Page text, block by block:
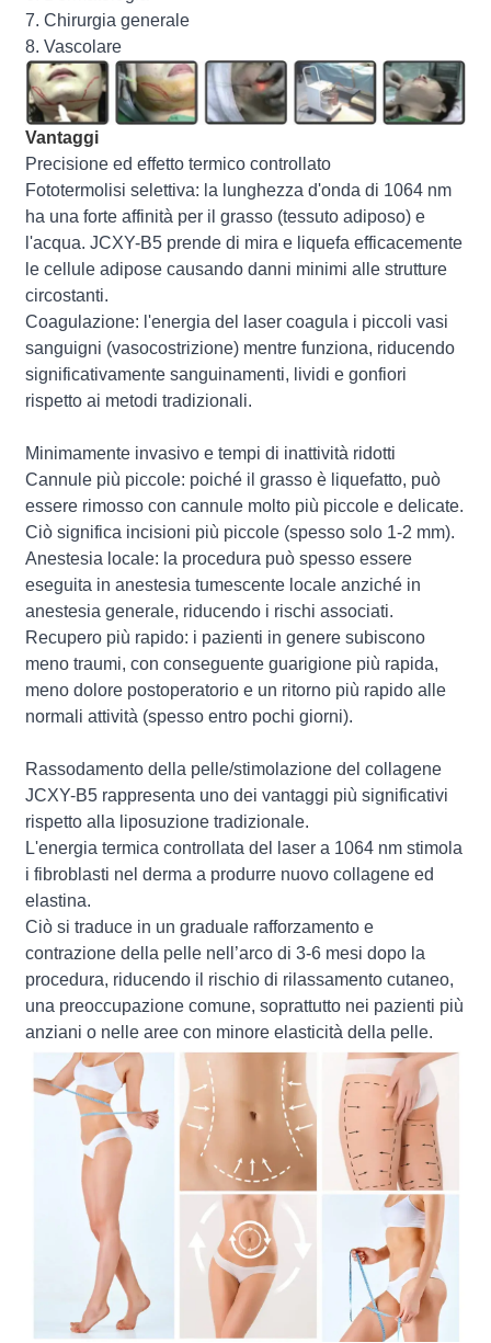
7. Chirurgia generale
8. Vascolare
Vantaggi
Precisione ed effetto termico controllato
Fototermolisi selettiva: la lunghezza d'onda di 1064 nm
ha una forte affinità per il grasso (tessuto adiposo) e
l'acqua. JCXY-B5 prende di mira e liquefa efficacemente
le cellule adipose causando danni minimi alle strutture
circostanti.
Coagulazione: l'energia del laser coagula i piccoli vasi
sanguigni (vasocostrizione) mentre funziona, riducendo
significativamente sanguinamenti, lividi e gonfiori
rispetto ai metodi tradizionali.
Minimamente invasivo e tempi di inattività ridotti
Cannule più piccole: poiché il grasso è liquefatto, può
essere rimosso con cannule molto più piccole e delicate.
Ciò significa incisioni più piccole (spesso solo 1-2 mm).
Anestesia locale: la procedura può spesso essere
eseguita in anestesia tumescente locale anziché in
anestesia generale, riducendo i rischi associati.
Recupero più rapido: i pazienti in genere subiscono
meno traumi, con conseguente guarigione più rapida,
meno dolore postoperatorio e un ritorno più rapido alle
normali attività (spesso entro pochi giorni).
Rassodamento della pelle/stimolazione del collagene
JCXY-B5 rappresenta uno dei vantaggi più significativi
rispetto alla liposuzione tradizionale.
L'energia termica controllata del laser a 1064 nm stimola
i fibroblasti nel derma a produrre nuovo collagene ed
elastina.
Ciò si traduce in un graduale rafforzamento e
contrazione della pelle nell’arco di 3-6 mesi dopo la
procedura, riducendo il rischio di rilassamento cutaneo,
una preoccupazione comune, soprattutto nei pazienti più
anziani o nelle aree con minore elasticità della pelle.